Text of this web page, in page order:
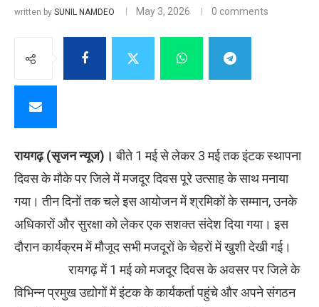
written by SUNIL NAMDEO May 3, 2026 0 comments
रायगढ़ (सृजन न्यूज)। बीते 1 मई से लेकर 3 मई तक इंटक स्थापना
दिवस के मौके पर जिले में मजदूर दिवस पूरे उत्साह के साथ मनाया
गया। तीन दिनों तक चले इस आयोजन में श्रमिकों के सम्मान, उनके
अधिकारों और सुरक्षा को लेकर एक सशक्त संदेश दिया गया। इस
दौरान कार्यक्रम में मौजूद सभी मजदूरों के चेहरों में खुशी देखी गई।
रायगढ़ में 1 मई को मजदूर दिवस के अवसर पर जिले के
विभिन्न प्रमुख उद्योगों में इंटक के कार्यकर्ता पहुंचे और अपने संगठन